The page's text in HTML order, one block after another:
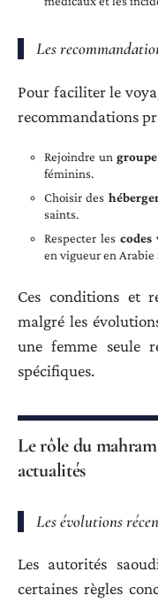
Les
Pour faciliter le
recommandations
Rejoindre un
féminins.
Choisir des
saints.
Respecter les codes
en vigueur en Arabie
Ces conditions et
malgré les
une femme seule
spécifiques.
Le rôle du
actualités
Les évolutions
Les autorités
certaines règles